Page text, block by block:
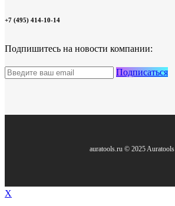
+7 (495) 414-10-14
Подпишитесь на новости компании:
Подписаться
auratools.ru © 2025 Auratools
X